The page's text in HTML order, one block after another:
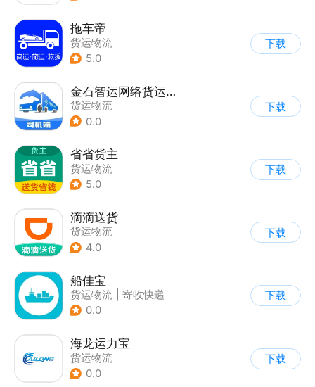
拖车帝
货运物流
5.0
下载
金石智运网络货运平台
货运物流
0.0
下载
省省货主
货运物流
5.0
下载
滴滴送货
货运物流
4.0
下载
船佳宝
货运物流
寄收快递
0.0
下载
海龙运力宝
货运物流
0.0
下载